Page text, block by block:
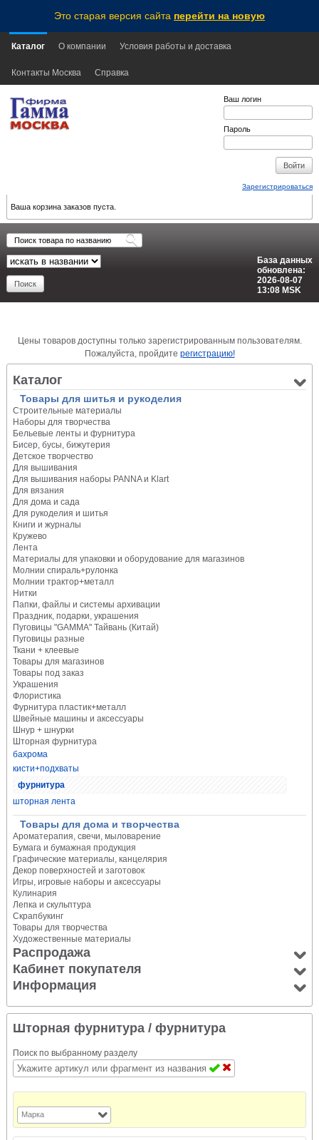
Это старая версия сайта перейти на новую
Каталог О компании Условия работы и доставка
Контакты Москва Справка
Ваш логин
Пароль
Зарегистрироваться
Ваша корзина заказов пуста.
База данных
обновлена:
2026-08-07
13:08 MSK
Цены товаров доступны только зарегистрированным пользователям.
Пожалуйста, пройдите регистрацию!
Каталог
Товары для шитья и рукоделия
Строительные материалы
Наборы для творчества
Бельевые ленты и фурнитура
Бисер, бусы, бижутерия
Детское творчество
Для вышивания
Для вышивания наборы PANNA и Klart
Для вязания
Для дома и сада
Для рукоделия и шитья
Книги и журналы
Кружево
Лента
Материалы для упаковки и оборудование для магазинов
Молнии спираль+рулонка
Молнии трактор+металл
Нитки
Папки, файлы и системы архивации
Праздник, подарки, украшения
Пуговицы "GAMMA" Тайвань (Китай)
Пуговицы разные
Ткани + клеевые
Товары для магазинов
Товары под заказ
Украшения
Флористика
Фурнитура пластик+металл
Швейные машины и аксессуары
Шнур + шнурки
Шторная фурнитура
бахрома
кисти+подхваты
фурнитура
шторная лента
Товары для дома и творчества
Ароматерапия, свечи, мыловарение
Бумага и бумажная продукция
Графические материалы, канцелярия
Декор поверхностей и заготовок
Игры, игровые наборы и аксессуары
Кулинария
Лепка и скульптура
Скрапбукинг
Товары для творчества
Художественные материалы
Распродажа
Кабинет покупателя
Информация
Шторная фурнитура / фурнитура
Поиск по выбранному разделу
Марка